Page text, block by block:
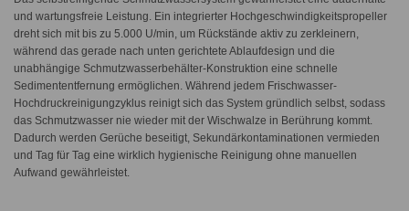
und wartungsfreie Leistung. Ein integrierter Hochgeschwindigkeitspropeller
dreht sich mit bis zu 5.000 U/min, um Rückstände aktiv zu zerkleinern,
während das gerade nach unten gerichtete Ablaufdesign und die
unabhängige Schmutzwasserbehälter-Konstruktion eine schnelle
Sedimententfernung ermöglichen. Während jedem Frischwasser-
Hochdruckreinigungzyklus reinigt sich das System gründlich selbst, sodass
das Schmutzwasser nie wieder mit der Wischwalze in Berührung kommt.
Dadurch werden Gerüche beseitigt, Sekundärkontaminationen vermieden
und Tag für Tag eine wirklich hygienische Reinigung ohne manuellen
Aufwand gewährleistet.